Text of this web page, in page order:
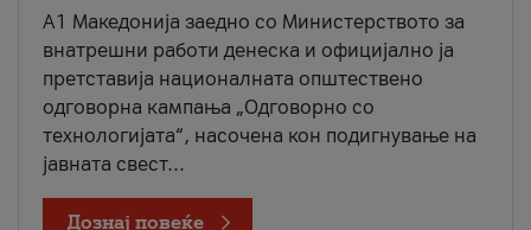
A1 Македонија заедно со Министерството за
внатрешни работи денеска и официјално ја
претставија националната општествено
одговорна кампања „Одговорно со
технологијата“, насочена кон подигнување на
јавната свест...
Дознај повеќе